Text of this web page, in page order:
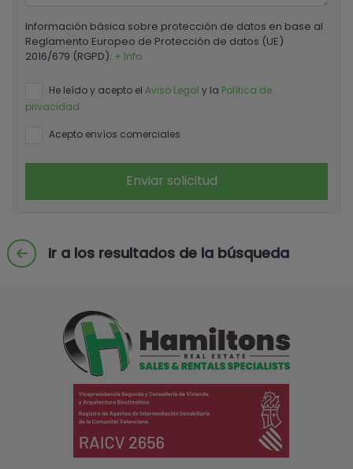
Información básica sobre protección de datos en base al
Reglamento Europeo de Protección de datos (UE)
2016/679 (RGPD). + Info
He leído y acepto el Aviso Legal y la Política de
privacidad
Acepto envíos comerciales
Enviar solicitud
Ir a los resultados de la búsqueda